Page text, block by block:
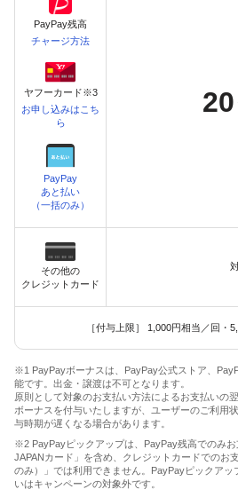
PayPay残高
チャージ方法
ヤフーカード※3
お申し込みはこち
ら
PayPay
あと払い
（一括のみ）
20
その他の
クレジットカード
［付与上限］ 1,000円相当／回・
※1 PayPayボーナスは、PayPay公式ストア、
能です。出金・譲渡は不可となります。
原則として対象のお支払い方法によるお支払いの
ボーナスを付与いたしますが、ユーザーのご利用
与時期が遅くなる場合があります。
※2 PayPayピックアップは、PayPay残高でのみお
JAPANカード」を含め、クレジットカードでのお
のみ）」では利用できません。PayPayピックア
いはキャンペーンの対象外です。